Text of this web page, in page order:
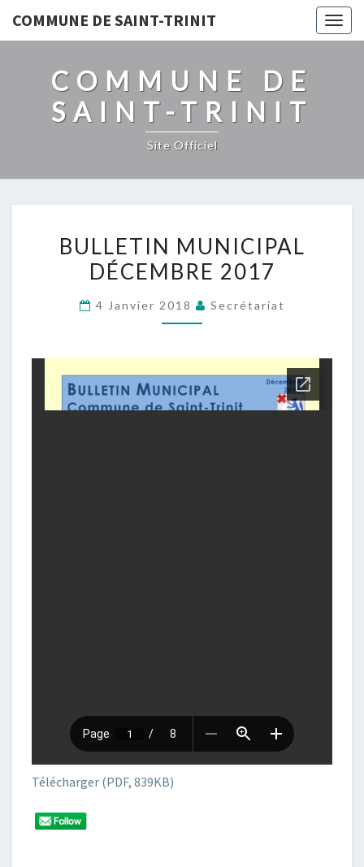
COMMUNE DE SAINT-TRINIT
COMMUNE DE
SAINT-TRINIT
Site Officiel
MUNICIPAL
DÉCEMBRE
BULLETIN MUNICIPAL
DÉCEMBRE 2017
4 Janvier 2018 Secrétariat
Télécharger (PDF, 839KB)